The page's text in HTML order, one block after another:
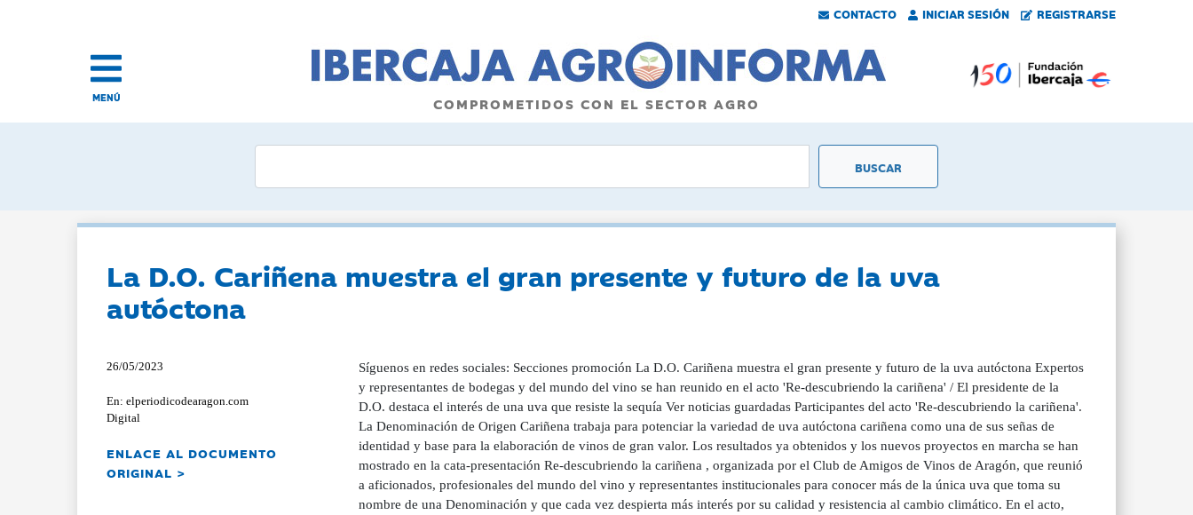
CONTACTO INICIAR SESIÓN REGISTRARSE
MENÚ COMPROMETIDOS CON EL SECTOR AGRO
La D.O. Cariñena muestra el gran presente y futuro de la uva
autóctona
26/05/2023
En: elperiodicodearagon.com
Digital
ENLACE AL DOCUMENTO
ORIGINAL >
Síguenos en redes sociales: Secciones promoción La D.O. Cariñena muestra el gran presente y futuro de la uva autóctona Expertos
y representantes de bodegas y del mundo del vino se han reunido en el acto 'Re-descubriendo la cariñena' / El presidente de la
D.O. destaca el interés de una uva que resiste la sequía Ver noticias guardadas Participantes del acto 'Re-descubriendo la cariñena'.
La Denominación de Origen Cariñena trabaja para potenciar la variedad de uva autóctona cariñena como una de sus señas de
identidad y base para la elaboración de vinos de gran valor. Los resultados ya obtenidos y los nuevos proyectos en marcha se han
mostrado en la cata-presentación Re-descubriendo la cariñena , organizada por el Club de Amigos de Vinos de Aragón, que reunió
a aficionados, profesionales del mundo del vino y representantes institucionales para conocer más de la única uva que toma su
nombre de una Denominación y que cada vez despierta más interés por su calidad y resistencia al cambio climático. En el acto,